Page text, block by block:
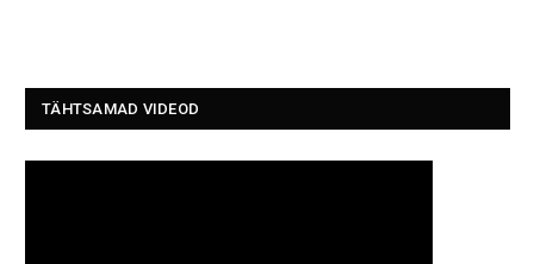
TÄHTSAMAD VIDEOD